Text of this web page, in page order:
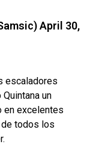
April 30,
escaladores
un
en excelentes
todos los